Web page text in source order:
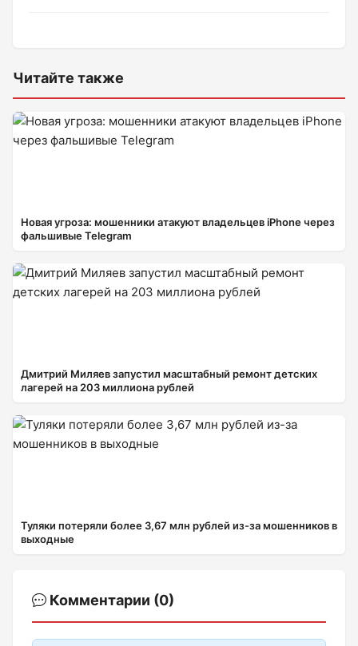
Читайте также
Новая угроза: мошенники атакуют владельцев iPhone через
фальшивые Telegram
Дмитрий Миляев запустил масштабный ремонт детских
лагерей на 203 миллиона рублей
Туляки потеряли более 3,67 млн рублей из-за мошенников в
выходные
Комментарии (0)